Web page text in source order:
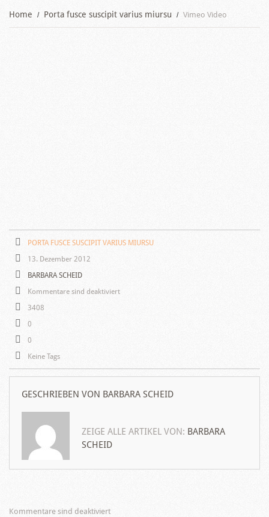
Home Porta fusce suscipit varius miursu Vimeo Video
PORTA FUSCE SUSCIPIT VARIUS MIURSU
13. Dezember 2012
BARBARA SCHEID
Kommentare sind deaktiviert
3408
0
0
Keine Tags
GESCHRIEBEN VON BARBARA SCHEID
ZEIGE ALLE ARTIKEL VON: BARBARA
SCHEID
Kommentare sind deaktiviert